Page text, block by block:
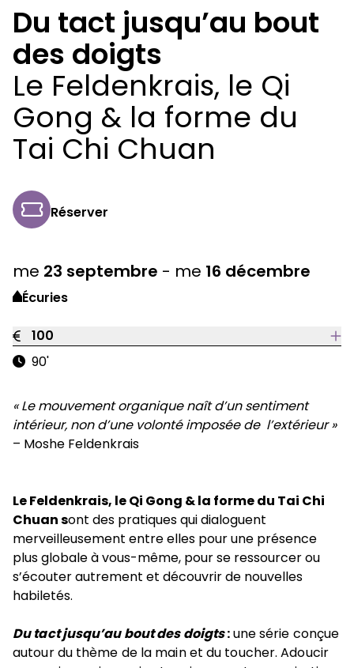
Du tact jusqu’au bout
des doigts
Le Feldenkrais, le Qi
Gong & la forme du
Tai Chi Chuan
Réserver
me 23 septembre - me 16 décembre
Écuries
100
90'
« Le mouvement organique naît d’un sentiment
intérieur, non d’une volonté imposée de l’extérieur »
– Moshe Feldenkrais
Le Feldenkrais, le Qi Gong & la forme du Tai Chi
Chuan sont des pratiques qui dialoguent
merveilleusement entre elles pour une présence
plus globale à vous-même, pour se ressourcer ou
s’écouter autrement et découvrir de nouvelles
habiletés.
Du tact jusqu’au bout des doigts:une série conçue
autour du thème de la main et du toucher. Adoucir